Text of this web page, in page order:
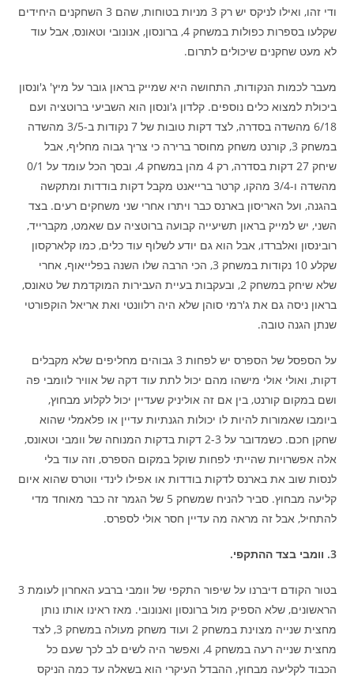
ודי זהו, ואילו לניקס יש רק 3 מניות בטוחות, שהם 3 השחקנים היחידים
שקלעו בספרות כפולות במשחק 4, ברונסון, אנונובי וטאונס, אבל עוד
לא מעט שחקנים שיכולים לתרום.
מעבר לכמות הנקודות, התחושה היא שמייק בראון גובר על מיץ' ג'ונסון
ביכולת למצוא כלים נוספים. קלדון ג'ונסון הוא השביעי ברוטציה ועם
6/18 מהשדה בסדרה, לצד דקות טובות של 7 נקודות ב-3/5 מהשדה
במשחק 3, קורנט משחק מחוסר ברירה כי צריך גבוה מחליף, אבל
שיחק 27 דקות בסדרה, רק 4 מהן במשחק 4, ובסך הכל עומד על 0/1
מהשדה ו-3/4 מהקו, קרטר ברייאנט מקבל דקות בודדות ומתקשה
בהגנה, ועל האריסון בארנס כבר ויתרו אחרי שני משחקים רעים. בצד
השני, יש למייק בראון תשיעייה קבועה ברוטציה עם שאמט, מקברייד,
רובינסון ואלברדו, אבל הוא גם יודע לשלוף עוד כלים, כמו קלארקסון
שקלע 10 נקודות במשחק 3, הכי הרבה שלו השנה בפלייאוף, אחרי
שלא שיחק במשחק 2, ובעקבות בעיית העבירות המוקדמת של טאונס,
בראון ניסה גם את ג'רמי סוהן שלא היה רלוונטי ואת אריאל הוקפורטי
שנתן הגנה טובה.
על הספסל של הספרס יש לפחות 3 גבוהים מחליפים שלא מקבלים
דקות, ואולי אולי מישהו מהם יכול לתת עוד דקה של אוויר לוומבי פה
ושם במקום קורנט, בין אם זה אוליניק שעדיין יכול לקלוע מבחוץ,
ביומבו שאמורות להיות לו יכולות הגנתיות עדיין או פלאמלי שהוא
שחקן חכם. כשמדובר על 2-3 דקות בדקות המנוחה של וומבי וטאונס,
אלה אפשרויות שהייתי לפחות שוקל במקום הספרס, וזה עוד בלי
לנסות שוב את בארנס לדקות בודדות או אפילו לינדי ווטרס שהוא איום
קליעה מבחוץ. סביר להניח שמשחק 5 של הגמר זה כבר מאוחד מדי
להתחיל, אבל זה מראה מה עדיין חסר אולי לספרס.
3. וומבי בצד ההתקפי.
בטור הקודם דיברנו על שיפור התקפי של וומבי ברבע האחרון לעומת 3
הראשונים, שלא הספיק מול ברונסון ואנונובי. מאז ראינו אותו נותן
מחצית שנייה מצוינת במשחק 2 ועוד משחק מעולה במשחק 3, לצד
מחצית שנייה רעה במשחק 4, ואפשר היה לשים לב לכך שעם כל
הכבוד לקליעה מבחוץ, ההבדל העיקרי הוא בשאלה עד כמה הניקס